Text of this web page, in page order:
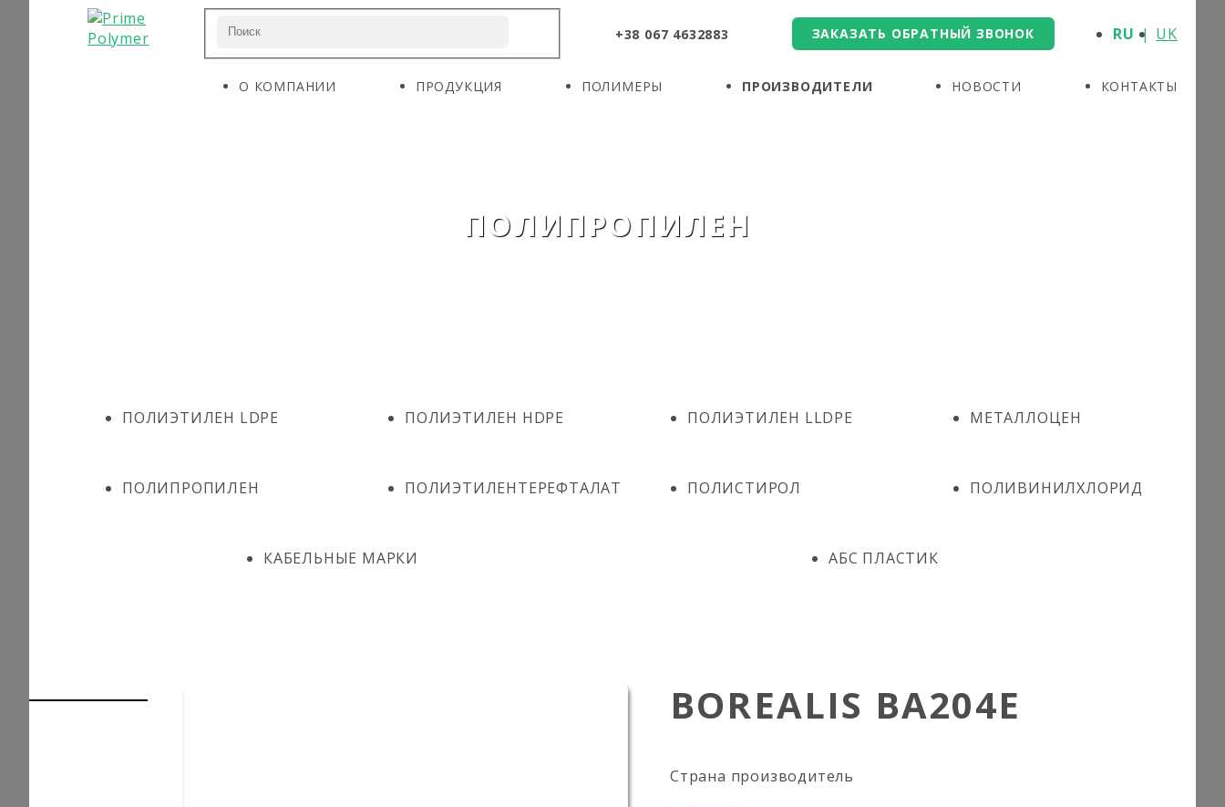
+38 067 4632883 ЗАКАЗАТЬ ОБРАТНЫЙ ЗВОНОК RU UK
О КОМПАНИИ ПРОДУКЦИЯ ПОЛИМЕРЫ ПРОИЗВОДИТЕЛИ НОВОСТИ КОНТАКТЫ
ПОЛИПРОПИЛЕН
ПОЛИЭТИЛЕН LDPE ПОЛИЭТИЛЕН HDPE ПОЛИЭТИЛЕН LLDPE МЕТАЛЛОЦЕН
ПОЛИПРОПИЛЕН ПОЛИЭТИЛЕНТЕРЕФТАЛАТ ПОЛИСТИРОЛ ПОЛИВИНИЛХЛОРИД
КАБЕЛЬНЫЕ МАРКИ АБС ПЛАСТИК
BOREALIS BA204E
Страна производитель
О КОМПАНИИ
ПРОИЗВОДИТЕЛИ